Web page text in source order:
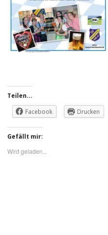
Teilen...
Facebook
Drucken
Gefällt mir:
Wird geladen...